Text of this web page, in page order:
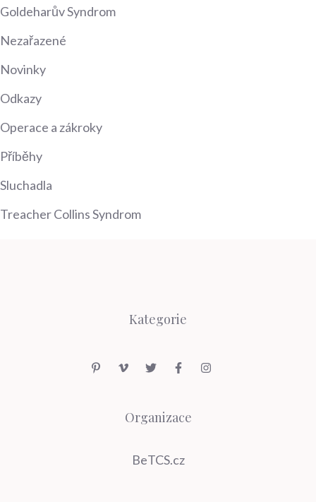
Goldeharův Syndrom
Nezařazené
Novinky
Odkazy
Operace a zákroky
Příběhy
Sluchadla
Treacher Collins Syndrom
Kategorie
Organizace
BeTCS.cz